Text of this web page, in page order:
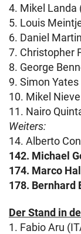
4. Mikel Landa
5. Louis
6. Daniel
7. Christopher
8. George
9. Simon
10. Mikel
11. Nairo
Weiters:
14. Alberto
142. Michael
174. Marco
178. Bernhard
Der Stand in
1. Fabio Aru